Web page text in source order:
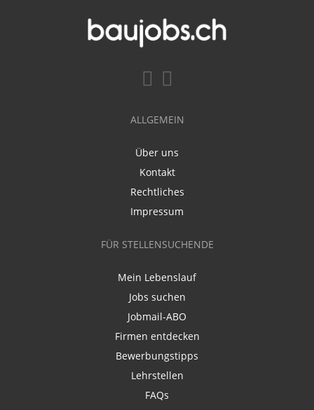
ALLGEMEIN
Über uns
Kontakt
Rechtliches
Impressum
FÜR STELLENSUCHENDE
Mein Lebenslauf
Jobs suchen
Jobmail-ABO
Firmen entdecken
Bewerbungstipps
Lehrstellen
FAQs